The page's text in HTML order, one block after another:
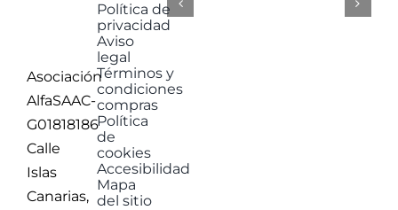
Asociación
AlfaSAAC-
G01818186
Calle
Islas
Canarias,
Política de
privacidad
Aviso
legal
Términos y
condiciones
compras
Política
de
cookies
Accesibilidad
Mapa
del sitio